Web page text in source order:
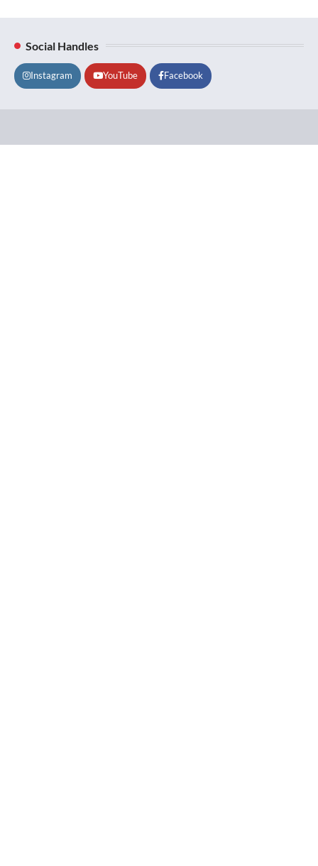
Social Handles
Instagram YouTube Facebook